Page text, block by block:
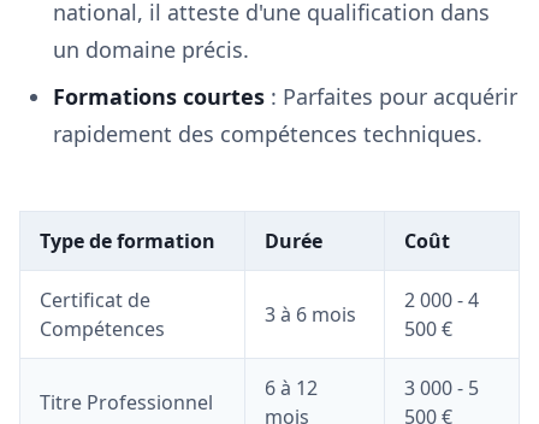
national, il atteste d'une qualification dans
un domaine précis.
Formations courtes : Parfaites pour acquérir
rapidement des compétences techniques.
Type de formation Durée Coût
Certificat de
Compétences
3 à 6 mois
2 000 - 4
500 €
Titre Professionnel
6 à 12
mois
3 000 - 5
500 €